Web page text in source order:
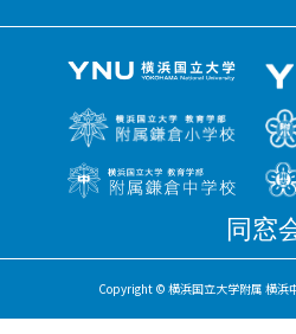
同窓
Copyright © 横浜国立大学附属 横浜